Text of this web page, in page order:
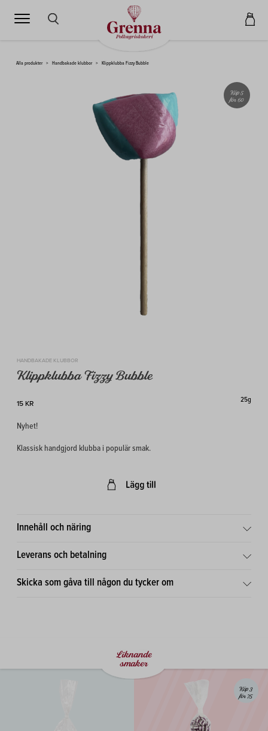
Alla produkter > Handbakade klubbor > Klippklubba Fizzy Bubble
Köp 5
för 60
HANDBAKADE KLUBBOR
Klippklubba Fizzy Bubble
15 KR 25g
Nyhet!
Klassisk handgjord klubba i populär smak.
Innehåll och näring
Leverans och betalning
Skicka som gåva till någon du tycker om
Liknande
smaker
Köp 3
för 75